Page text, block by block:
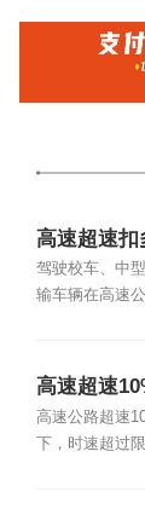
高速超速扣
驾驶校车、中
输车辆在高速
高速超速
高速公路超速
下，时速超过